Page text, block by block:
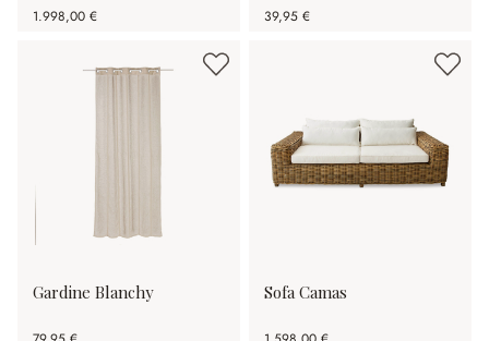
1.998,00 € 39,95 €
Gardine Blanchy Sofa Camas